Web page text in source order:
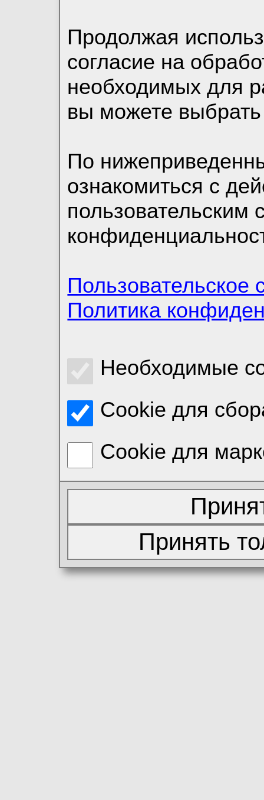
Продолжая
согласие на
необходимых для
вы можете
По
ознакомиться с
пользовательским
Пользовательское
Политика
Необходимые
Cookie для
Cookie для